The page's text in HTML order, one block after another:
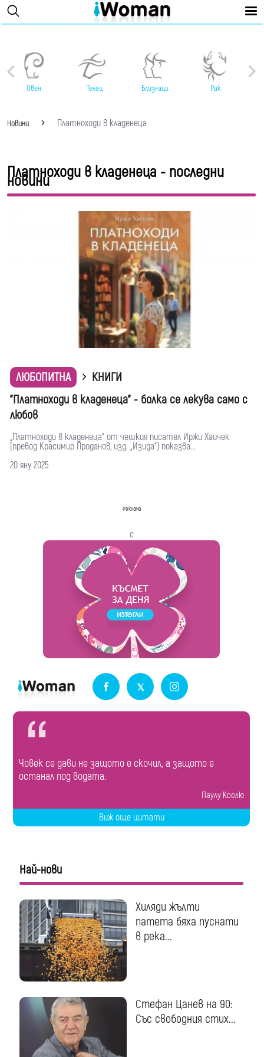
Овен Телец Близнаци Рак
Новини Платноходи в кладенеца
Платноходи в кладенеца - последни
новини
ЛЮБОПИТНА
КНИГИ
"Платноходи в кладенеца" - болка се лекува само с
любов
„Платноходи в кладенеца“ от чешкия писател Иржи Хаичек
(превод Красимир Проданов, изд. „Изида“) показва...
20 яну 2025
Реклама
с
Човек се дави не защото е скочил, а защото е
останал под водата.
Паулу Коелю
Виж още цитати
Най-нови
Хиляди жълти
патета бяха пуснати
в река...
Стефан Цанев на 90:
Със свободния стих...